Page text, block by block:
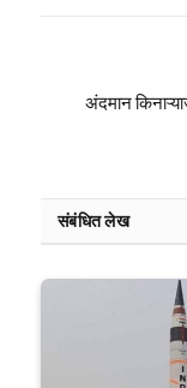
अंदमान
संबंधित लेख